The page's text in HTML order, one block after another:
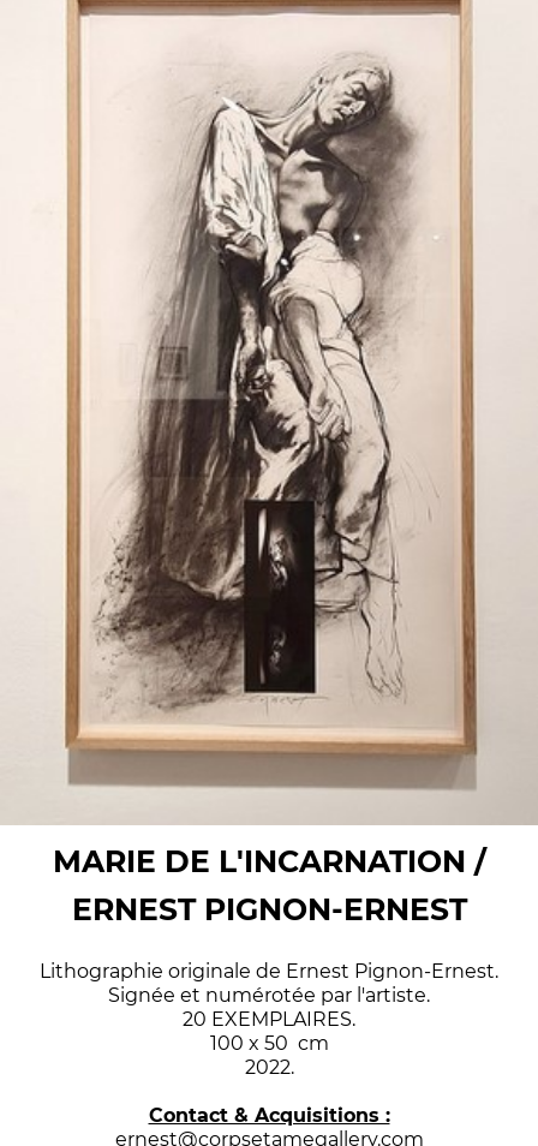
MARIE DE L'INCARNATION /
ERNEST PIGNON-ERNEST
Lithographie originale de Ernest Pignon-Ernest.
Signée et numérotée par l'artiste.
20 EXEMPLAIRES.
100 x 50 cm
2022.
Contact & Acquisitions :
ernest@corpsetamegallery.com